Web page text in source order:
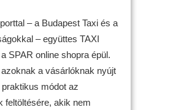
– a Budapest Taxi és a
– együttes TAXI
SPAR online shopra épül.
a vásárlóknak nyújt
módot az
feltöltésére, akik nem